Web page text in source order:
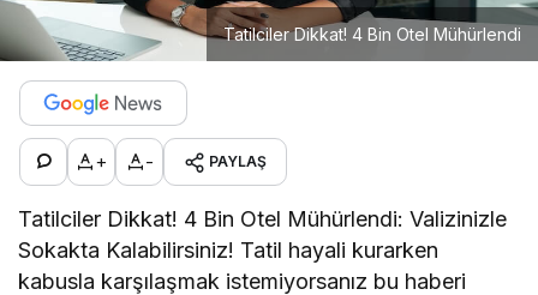
Tatilciler Dikkat! 4 Bin Otel Mühürlendi
+ - PAYLAŞ
Tatilciler Dikkat! 4 Bin Otel Mühürlendi: Valizinizle
Sokakta Kalabilirsiniz! Tatil hayali kurarken
kabusla karşılaşmak istemiyorsanız bu haberi